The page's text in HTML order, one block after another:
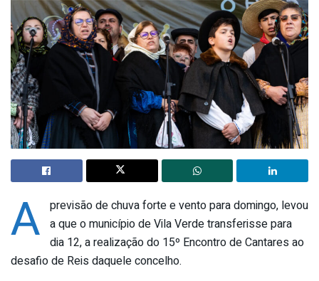
A previsão de chuva forte e vento para domingo, levou
a que o município de Vila Verde transferisse para
dia 12, a realização do 15º Encontro de Cantares ao
desafio de Reis daquele concelho.